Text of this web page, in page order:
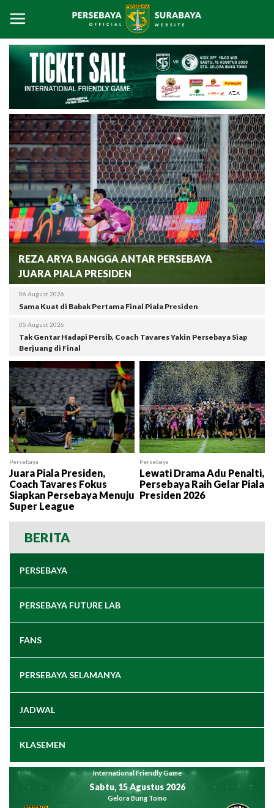
BERITA
PERSEBAYA
PERSEBAYA FUTURE LAB
FANS
PERSEBAYA SELAMANYA
JADWAL
KLASEMEN
REZA ARYA BANGGA ANTAR PERSEBAYA
JUARA PIALA PRESIDEN
06 August 2026
Sama Kuat di Babak Pertama Final Piala Presiden
05 August 2026
Tak Gentar Hadapi Persib, Coach Tavares Yakin Persebaya Siap
Berjuang di Final
Persebaya
Juara Piala Presiden,
Coach Tavares Fokus
Siapkan Persebaya Menuju
Super League
Persebaya
Lewati Drama Adu Penalti,
Persebaya Raih Gelar Piala
Presiden 2026
International Friendly Game
Sabtu, 15 Agustus 2026
Gelora Bung Tomo